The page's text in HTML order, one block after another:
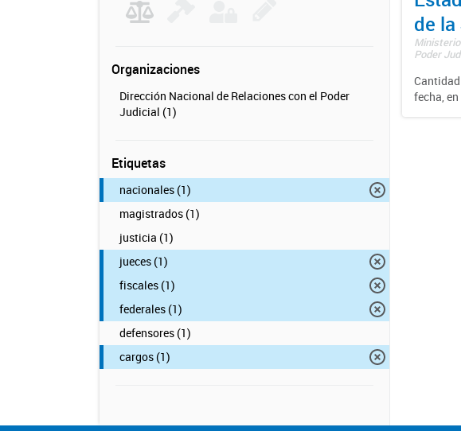
Organizaciones
Dirección Nacional de Relaciones con el Poder
Judicial (1)
Etiquetas
nacionales (1)
magistrados (1)
justicia (1)
jueces (1)
fiscales (1)
federales (1)
defensores (1)
cargos (1)
de
Poder
fecha,